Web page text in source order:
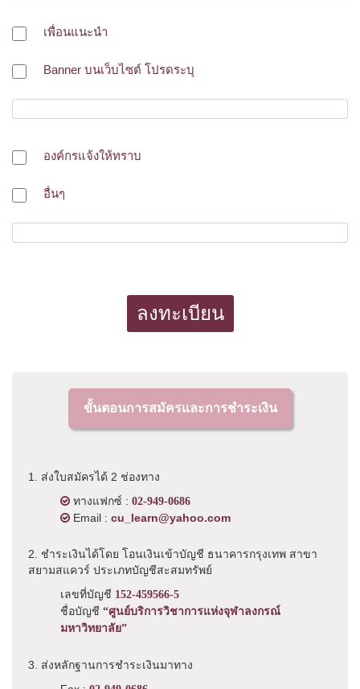
เพื่อนแนะนำ
Banner บนเว็บไซต์ โปรดระบุ
องค์กรแจ้งให้ทราบ
อื่นๆ
ลงทะเบียน
ขั้นตอนการสมัครและการชำระเงิน
1. ส่งใบสมัครได้ 2 ช่องทาง
ทางแฟกซ์ : 02-949-0686
Email : cu_learn@yahoo.com
2. ชำระเงินได้โดย โอนเงินเข้าบัญชี ธนาคารกรุงเทพ สาขา
สยามสแควร์ ประเภทบัญชีสะสมทรัพย์
เลขที่บัญชี 152-459566-5
ชื่อบัญชี “ศูนย์บริการวิชาการแห่งจุฬาลงกรณ์
มหาวิทยาลัย”
3. ส่งหลักฐานการชำระเงินมาทาง